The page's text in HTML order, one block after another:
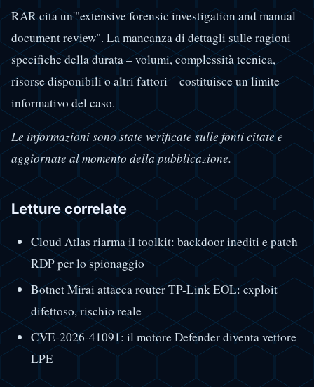
RAR cita un'"extensive forensic investigation and manual
document review". La mancanza di dettagli sulle ragioni
specifiche della durata – volumi, complessità tecnica,
risorse disponibili o altri fattori – costituisce un limite
informativo del caso.
Le informazioni sono state verificate sulle fonti citate e
aggiornate al momento della pubblicazione.
Letture correlate
Cloud Atlas riarma il toolkit: backdoor inediti e patch
RDP per lo spionaggio
Botnet Mirai attacca router TP-Link EOL: exploit
difettoso, rischio reale
CVE-2026-41091: il motore Defender diventa vettore
LPE